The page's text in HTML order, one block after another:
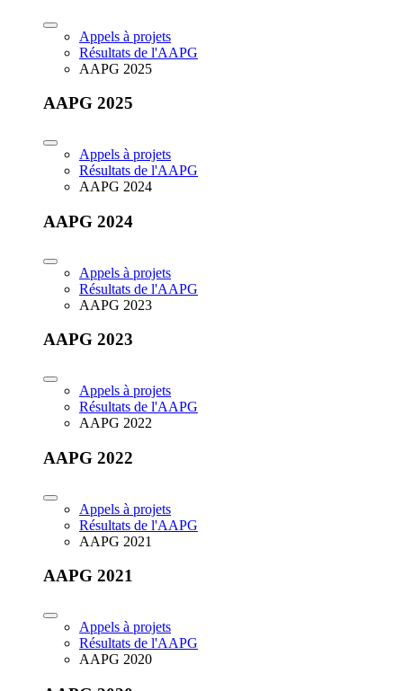
Appels à projets
Résultats de l'AAPG
AAPG 2025
AAPG 2025
Appels à projets
Résultats de l'AAPG
AAPG 2024
AAPG 2024
Appels à projets
Résultats de l'AAPG
AAPG 2023
AAPG 2023
Appels à projets
Résultats de l'AAPG
AAPG 2022
AAPG 2022
Appels à projets
Résultats de l'AAPG
AAPG 2021
AAPG 2021
Appels à projets
Résultats de l'AAPG
AAPG 2020